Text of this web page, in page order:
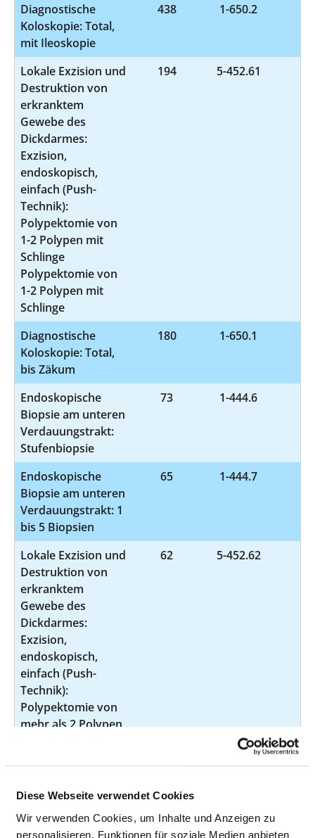
Diese Webseite verwendet Cookies
Wir verwenden Cookies, um Inhalte und Anzeigen zu
personalisieren, Funktionen für soziale Medien anbieten
Diagnostische
Koloskopie: Total,
mit Ileoskopie
438 1-650.2
Lokale Exzision und
Destruktion von
erkranktem
Gewebe des
Dickdarmes:
Exzision,
endoskopisch,
einfach (Push-
Technik):
Polypektomie von
1-2 Polypen mit
Schlinge
Polypektomie von
1-2 Polypen mit
Schlinge
194 5-452.61
Diagnostische
Koloskopie: Total,
bis Zäkum
180 1-650.1
Endoskopische
Biopsie am unteren
Verdauungstrakt:
Stufenbiopsie
73 1-444.6
Endoskopische
Biopsie am unteren
Verdauungstrakt: 1
bis 5 Biopsien
65 1-444.7
Lokale Exzision und
Destruktion von
erkranktem
Gewebe des
Dickdarmes:
Exzision,
endoskopisch,
einfach (Push-
Technik):
Polypektomie von
mehr als 2 Polypen
mit Schlinge
62 5-452.62
Endosonographie
46 3-056